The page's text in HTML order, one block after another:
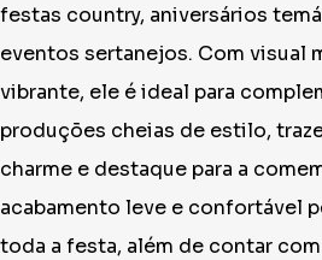
festas country, aniversários
eventos sertanejos. Com visual
vibrante, ele é ideal para
produções cheias de estilo,
charme e destaque para a
acabamento leve e confortável
toda a festa, além de contar